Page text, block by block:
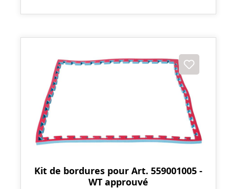
Kit de bordures pour Art. 559001005 -
WT approuvé